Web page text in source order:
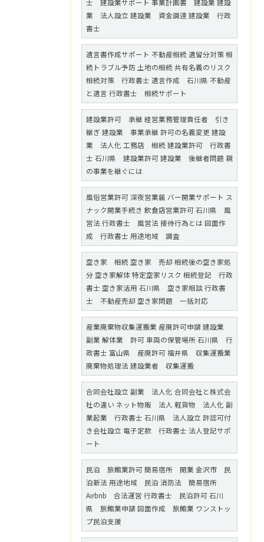
士 建設業サポート 事業計画書 建設業 建設
業 法人設立 建設業 資金調達 建設業 行政
書士
遺言書作成サポート 不動産相続 遺留分対策 相
続トラブル予防 土地の相続 共有名義のリスク
相続対策 行政書士 遺言作成 石川県 不動産
と遺言 行政書士 相続サポート
建設業許可 承継 経営業務管理責任者 引き
継ぎ 建設業 事業承継 許可の名義変更 建設
業 法人化 工務店 相続 建設業許可 行政書
士 石川県 建設業許可 建設業 後継者問題 親
の事業を継ぐには
風俗営業許可 深夜営業届 バー開業サポート ス
ナック開業手続き 飲食店営業許可 石川県 風
営法 行政書士 風営法 接待行為とは 図面作
成 行政書士 用途地域 調査
空き家 相続 空き家 売却 相続後の空き家処
分 空き家解体 特定空家リスク 相続登記 行政
書士 空き家活用 石川県 空き家相談 行政書
士 不動産売却 空き家問題 一括対応
産業廃棄物収集運搬業 産廃許可申請 建設業
副業 解体業 許可 車両の保管場所 石川県 行
政書士 富山県 産廃許可 福井県 収集運搬業
廃棄物処理法 建設業者 収集運搬
合同会社設立 副業 法人化 合同会社と株式会
社の違い ネット物販 法人 軽貨物 法人化 副
業起業 行政書士 石川県 法人設立 許認可付
き会社設立 電子定款 行政書士 法人登記サポ
ート
民泊 旅館業許可 簡易宿所 開業 金沢市 民
泊新法 用途地域 民泊 消防法 簡易宿所
Airbnb 合法運営 行政書士 民泊許可 石川
県 旅館業申請 図面作成 旅館業 ワンストッ
プ民泊支援